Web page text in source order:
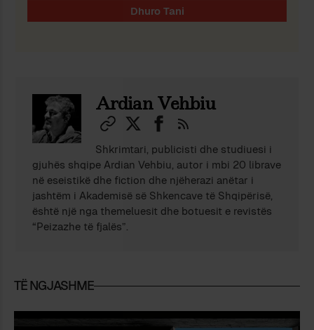
Ardian Vehbiu
Shkrimtari, publicisti dhe studiuesi i
gjuhës shqipe Ardian Vehbiu, autor i mbi 20 librave
në eseistikë dhe fiction dhe njëherazi anëtar i
jashtëm i Akademisë së Shkencave të Shqipërisë,
është një nga themeluesit dhe botuesit e revistës
“Peizazhe të fjalës”.
TË NGJASHME